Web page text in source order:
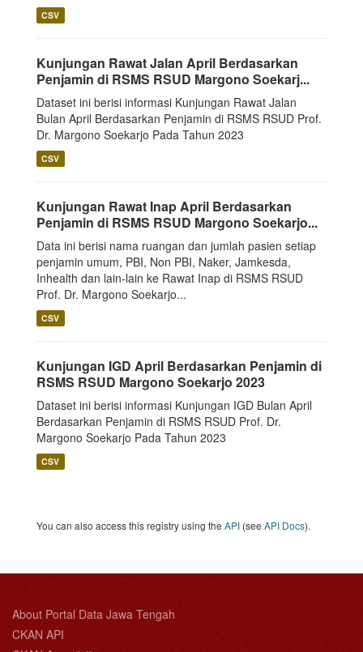
CSV
Kunjungan Rawat Jalan April Berdasarkan
Penjamin di RSMS RSUD Margono Soekarj...
Dataset ini berisi informasi Kunjungan Rawat Jalan
Bulan April Berdasarkan Penjamin di RSMS RSUD Prof.
Dr. Margono Soekarjo Pada Tahun 2023
CSV
Kunjungan Rawat Inap April Berdasarkan
Penjamin di RSMS RSUD Margono Soekarjo...
Data ini berisi nama ruangan dan jumlah pasien setiap
penjamin umum, PBI, Non PBI, Naker, Jamkesda,
Inhealth dan lain-lain ke Rawat Inap di RSMS RSUD
Prof. Dr. Margono Soekarjo...
CSV
Kunjungan IGD April Berdasarkan Penjamin di
RSMS RSUD Margono Soekarjo 2023
Dataset ini berisi informasi Kunjungan IGD Bulan April
Berdasarkan Penjamin di RSMS RSUD Prof. Dr.
Margono Soekarjo Pada Tahun 2023
CSV
You can also access this registry using the API (see API Docs).
About Portal Data Jawa Tengah
CKAN API